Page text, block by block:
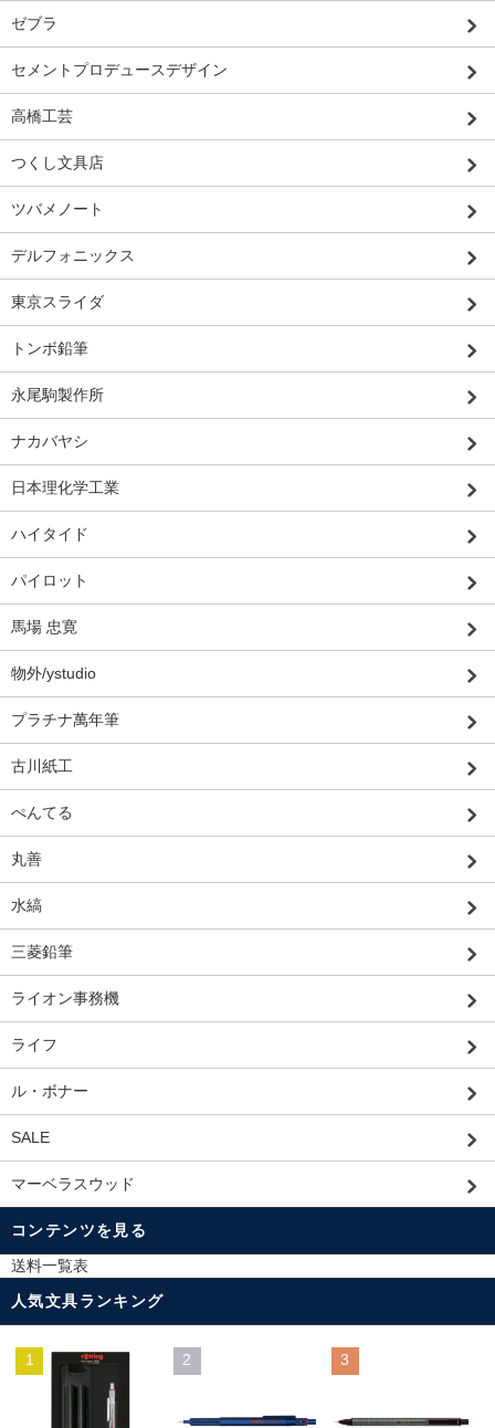
ゼブラ
セメントプロデュースデザイン
高橋工芸
つくし文具店
ツバメノート
デルフォニックス
東京スライダ
トンボ鉛筆
永尾駒製作所
ナカバヤシ
日本理化学工業
ハイタイド
パイロット
馬場 忠寛
物外/ystudio
プラチナ萬年筆
古川紙工
ぺんてる
丸善
水縞
三菱鉛筆
ライオン事務機
ライフ
ル・ボナー
SALE
マーベラスウッド
コンテンツを見る
送料一覧表
人気文具ランキング
1 2 3